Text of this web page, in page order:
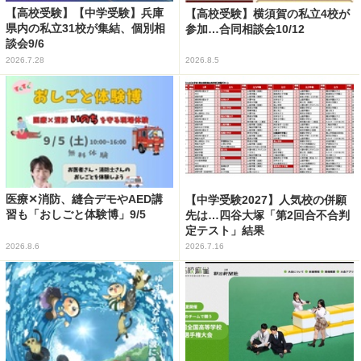
【高校受験】【中学受験】兵庫
県内の私立31校が集結、個別相
談会9/6
2026.7.28
【高校受験】横須賀の私立4校が
参加…合同相談会10/12
2026.8.5
医療✕消防、縫合デモやAED講
習も「おしごと体験博」9/5
2026.8.6
【中学受験2027】人気校の併願
先は…四谷大塚「第2回合不合判
定テスト」結果
2026.7.16